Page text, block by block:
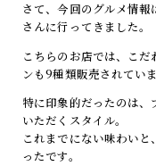
さて、今回のグルメ情
さんに行ってきました。
こちらのお店では、こ
ンも9種類販売されていま
特に印象的だったのは
いただくスタイル。
これまでにない味わい
ったです。